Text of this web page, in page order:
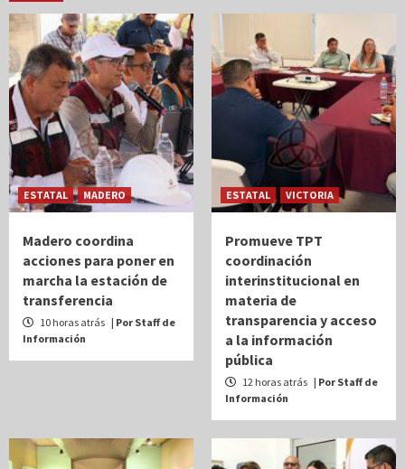
ESTATAL MADERO
Madero coordina
acciones para poner en
marcha la estación de
transferencia
10 horas atrás | Por Staff de
Información
ESTATAL VICTORIA
Promueve TPT
coordinación
interinstitucional en
materia de
transparencia y acceso
a la información
pública
12 horas atrás | Por Staff de
Información